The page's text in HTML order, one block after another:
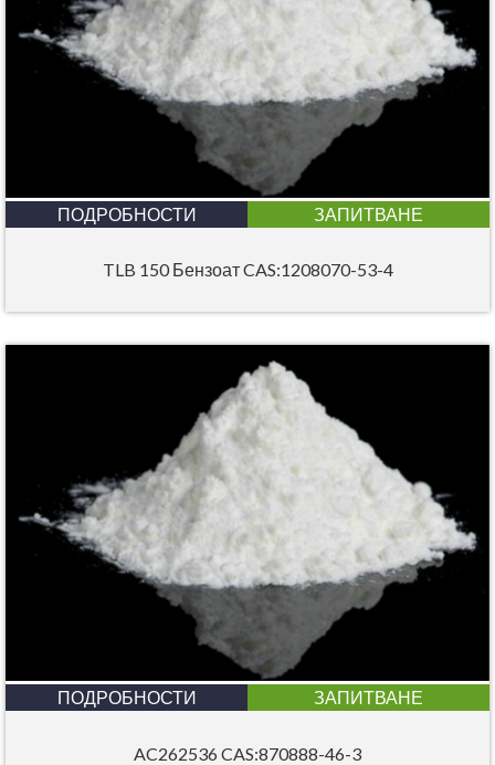
ПОДРОБНОСТИ ЗАПИТВАНЕ
TLB 150 Бензоат CAS:1208070-53-4
ПОДРОБНОСТИ ЗАПИТВАНЕ
AC262536 CAS:870888-46-3